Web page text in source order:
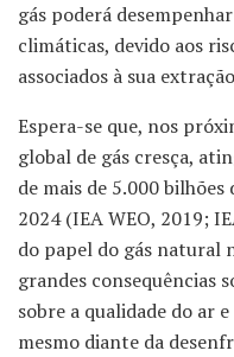
gás poderá
climáticas, devido aos
associados à sua
Espera-se que, nos
global de gás cresça,
de mais de 5.000
2024 (IEA WEO, 2019;
do papel do gás natural
grandes consequências
sobre a qualidade do ar
mesmo diante da